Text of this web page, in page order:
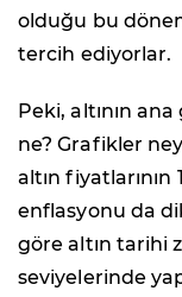
olduğu bu
tercih ediyorlar.
Peki, altının
ne? Grafikler
altın fiyatlarının
enflasyonu da
göre altın tarihi
seviyelerinde